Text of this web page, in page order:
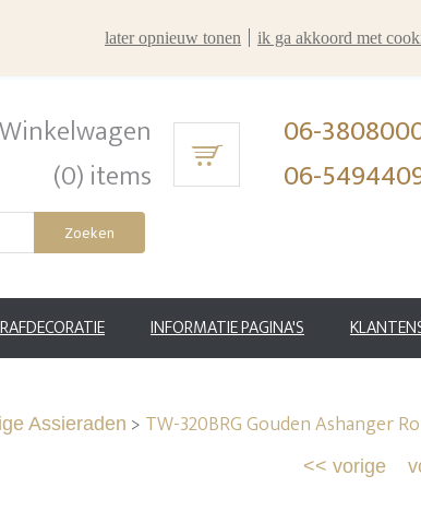
Winkelwagen
(0) items
06-
06-
Zoeken
INFORMATIE PAGINA'S
Assieraden > TW-320BRG Gouden Ashanger
<< vorige
later opnieuw tonen
ik ga akkoord met